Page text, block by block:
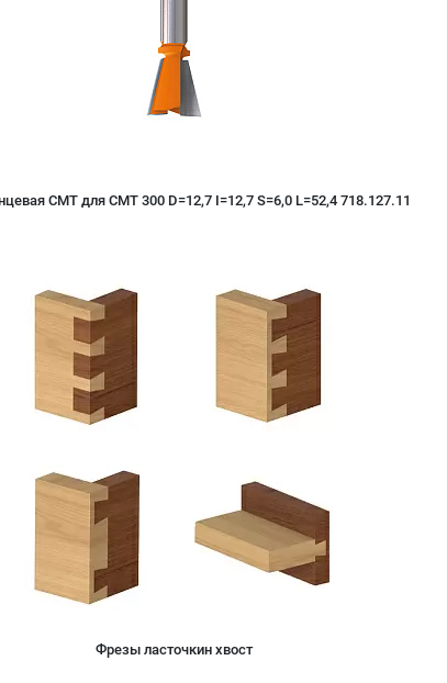
CMT для СМТ 300 D=12,7 I=12,7 S=6,0 L=52,4 718.127.11
Фрезы ласточкин хвост